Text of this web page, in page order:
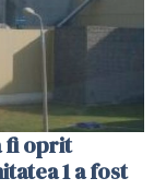
fi oprit
1 a fost